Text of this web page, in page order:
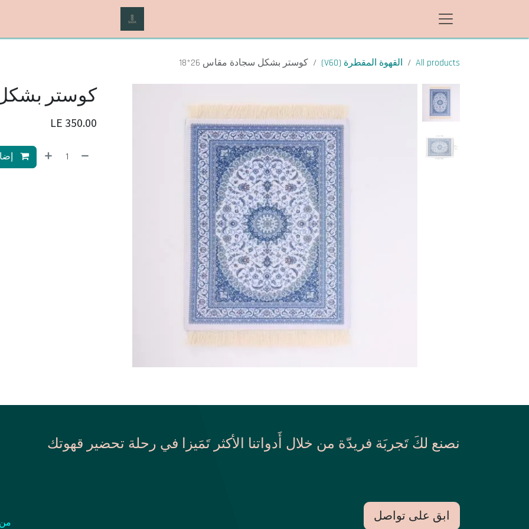
All products القهوة المقطرة (V60) كوستر بشكل سجادة مقاس 26*18
كوستر بشكل
350.00
نصنع لكَ تَجربَة فريدّة من خلال أَدواتنا الأكثر تَمَيزا في رحلة تحضير قهوتك
ابق على تواصل